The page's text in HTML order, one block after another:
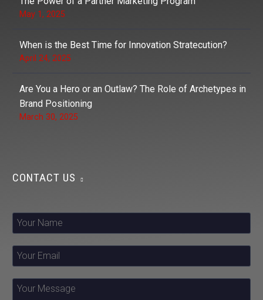
May 1, 2025
When is the Best Time for Innovation Stratecution?
April 24, 2025
Are You a Hero or an Outlaw? The Role of Archetypes in
Brand Positioning
March 30, 2025
CONTACT US